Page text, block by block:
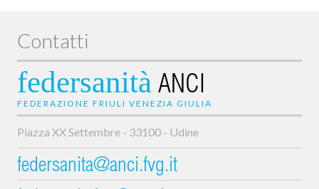
Contatti
federsanità ANCI
FEDERAZIONE FRIULI VENEZIA GIULIA
Piazza XX Settembre - 33100 - Udine
federsanita@anci.fvg.it